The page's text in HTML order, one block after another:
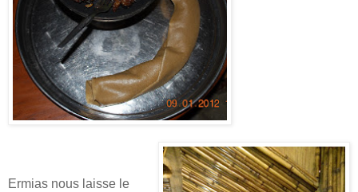
Ermias nous laisse le